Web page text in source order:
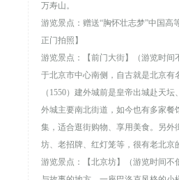
万寿山。
游览景点：赠送“胸怀壮志梦”中国高
正门拍照】
游览景点：【前门大街】（游览时间
于北京市中心南侧，自古就是北京有
（1550）建外城前是皇帝出城赴天
外城主要南北街道，如今也有多家餐
集，适合逛街购物、享用美食。另外
坊、老招牌、红灯笼等，很有老北京
游览景点：【北京坊】（游览时间不